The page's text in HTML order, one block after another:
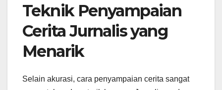
Teknik Penyampaian
Cerita Jurnalis yang
Menarik
Selain akurasi, cara penyampaian cerita sangat